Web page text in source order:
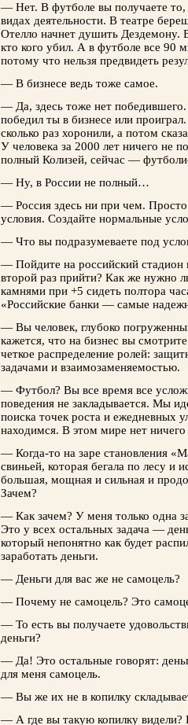
— Нет. В футболе вы получаете то,
видах деятельности. В театре
Отелло начнет душить
кто кого убил. А в футболе все 90
потому что нельзя предвидеть
— В бизнесе ведь тоже самое.
— Да, здесь тоже нет
победил ты в бизнесе или
сколько раз хоронили, а потом
У человека за 2000 лет ничего не
полный Колизей, сейчас —
— Ну, в России не полный…
— Россия здесь ни при чем.
условия. Создайте нормальные
— Что вы подразумеваете под
— Пойдите на российский стадион
второй раз прийти? Как же нужно
камнями при +5 сидеть полтора
«Российские банки — самые
— Вы человек, глубоко
кажется, что на бизнес вы
четкое распределение ролей:
задачами и взаимозаменяемостью.
— Футбол? Вы все время все
поведения не закладывается. Мы
поиска точек роста и ежедневных
находимся. В этом мире нет
— Когда-то на заре становления
свиньей, которая бегала по лесу и
большая, мощная и сильная и
Зачем?
— Как зачем? У меня только одна
Это у всех остальных задача —
который непонятно как будет
заработать деньги.
— Деньги для вас же не самоцель?
— Почему не самоцель? Это
— То есть вы получаете
деньги?
— Да! Это остальные говорят:
для меня самоцель.
— Вы же их не в копилку
— А где вы такую копилку